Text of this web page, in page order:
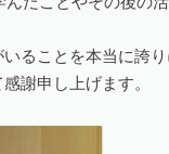
ることを本当に誇り
謝申し上げます。